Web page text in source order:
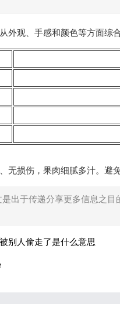
外观、手感和颜色等方面综
无损伤，果肉细腻多汁。避
是出于传递分享更多信息之
别人偷走了是什么意思